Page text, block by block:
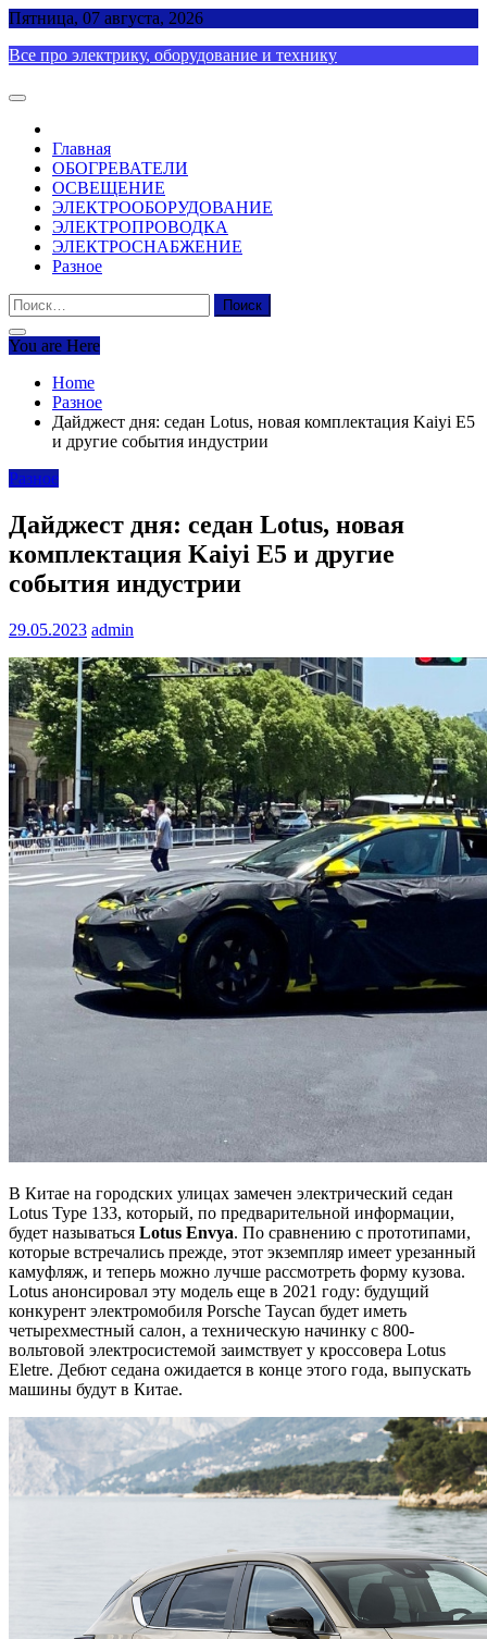
Skip
content
Пятница, 07 августа, 2026
Все про электрику, оборудование и технику
Главная
ОБОГРЕВАТЕЛИ
ОСВЕЩЕНИЕ
ЭЛЕКТРООБОРУДОВАНИЕ
ЭЛЕКТРОПРОВОДКА
ЭЛЕКТРОСНАБЖЕНИЕ
Разное
Найти:
You are Here
Home
Разное
Дайджест дня: седан Lotus, новая комплектация Kaiyi E5
и другие события индустрии
Разное
Дайджест дня: седан Lotus, новая
комплектация Kaiyi E5 и другие
события индустрии
29.05.2023 admin
В Китае на городских улицах замечен электрический седан
Lotus Type 133, который, по предварительной информации,
будет называться Lotus Envya. По сравнению с прототипами,
которые встречались прежде, этот экземпляр имеет урезанный
камуфляж, и теперь можно лучше рассмотреть форму кузова.
Lotus анонсировал эту модель еще в 2021 году: будущий
конкурент электромобиля Porsche Taycan будет иметь
четырехместный салон, а техническую начинку c 800-
вольтовой электросистемой заимствует у кроссовера Lotus
Eletre. Дебют седана ожидается в конце этого года, выпускать
машины будут в Китае.